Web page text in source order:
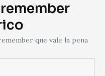
que vale la pena